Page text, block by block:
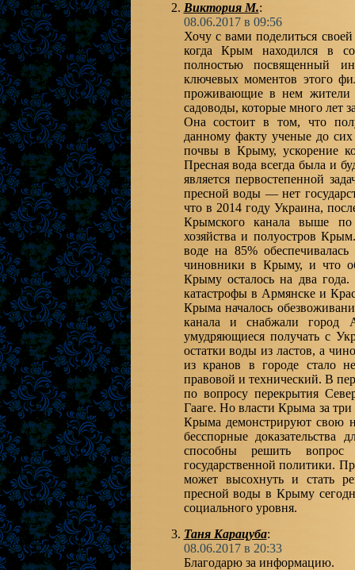
Виктория М.:
08.06.2017 в 09:56
Хочу с вами поделиться
когда Крым находился в
полностью посвященный
ключевых моментов этого
проживающие в нем жители
садоводы, которые много лет
Она состоит в том, что
данному факту ученые до
почвы в Крыму, ускорение
Пресная вода всегда была и
является первостепенной
пресной воды — нет
что в 2014 году Украина,
Крымского канала выше по
хозяйства и полуостров
воде на 85%
чиновники в Крыму, и что
Крыму осталось на два года.
катастрофы в Армянске и
Крыма началось
канала и снабжали город
умудряющиеся получать с
остатки воды из ластов, а
из кранов в городе стало
правовой и технический. В
по вопросу перекрытия
Гааге. Но власти Крыма за три
Крыма демонстрируют свою
бесспорные
способны решить
государственной политики.
может высохнуть и стать
пресной воды в Крыму
социального уровня.
Таня Карацуба:
08.06.2017 в 20:33
Благодарю за информацию.